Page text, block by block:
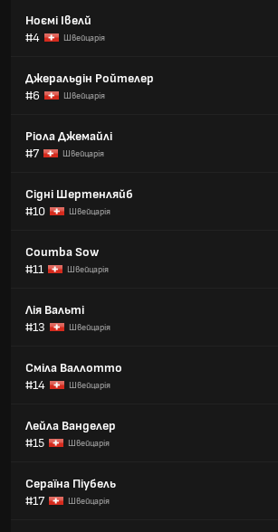
Ноємі Івелй
#4
Швейцарія
Джеральдін Ройтелер
#6
Швейцарія
Ріола Джемайлі
#7
Швейцарія
Сідні Шертенляйб
#10
Швейцарія
Coumba Sow
#11
Швейцарія
Лія Вальті
#13
Швейцарія
Сміла Валлотто
#14
Швейцарія
Лейла Ванделер
#15
Швейцарія
Сераїна Піубель
#17
Швейцарія